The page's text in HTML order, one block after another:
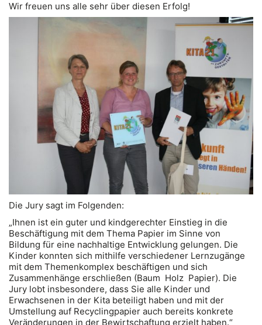
Wir freuen uns alle sehr über diesen Erfolg!
Die Jury sagt im Folgenden:
„Ihnen ist ein guter und kindgerechter Einstieg in die
Beschäftigung mit dem Thema Papier im Sinne von
Bildung für eine nachhaltige Entwicklung gelungen. Die
Kinder konnten sich mithilfe verschiedener Lernzugänge
mit dem Themenkomplex beschäftigen und sich
Zusammenhänge erschließen (Baum  Holz  Papier). Die
Jury lobt insbesondere, dass Sie alle Kinder und
Erwachsenen in der Kita beteiligt haben und mit der
Umstellung auf Recyclingpapier auch bereits konkrete
Veränderungen in der Bewirtschaftung erzielt haben.“